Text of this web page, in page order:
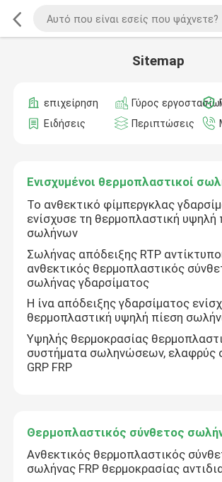
Sitemap
επιχείρηση Γύρος
Ειδήσεις
Περιπτώσεις
Ενισχυμένοι θερμοπλαστικοί
Το ανθεκτικό φίμπεργκλας
ενίσχυσε τη θερμοπλαστική υψηλή
σωλήνων
Σωλήνας απόδειξης RTP
ανθεκτικός θερμοπλαστικός
σωλήνας γδαρσίματος
Η ίνα απόδειξης γδαρσίματος
θερμοπλαστική υψηλή πίεση
Υψηλής θερμοκρασίας
συστήματα σωληνώσεων, ελαφρύς
GRP FRP
Θερμοπλαστικός σύνθετος
Ανθεκτικός θερμοπλαστικός
σωλήνας FRP θερμοκρασίας